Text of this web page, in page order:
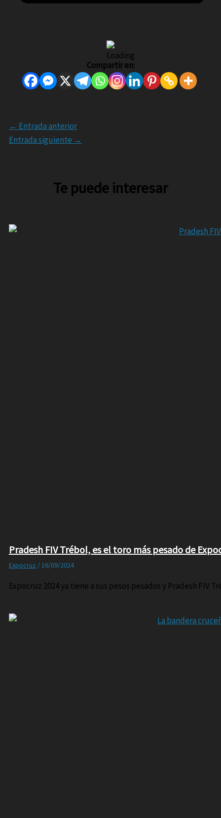
Compartir en:
← Entrada anterior
Entrada siguiente →
Te puede interesar
Pradesh FIV Trébol, es el toro más pesado de
Expocruz /16/09/2024
Expocruz 2024 ya tiene a sus pesos pesados y Pradesh